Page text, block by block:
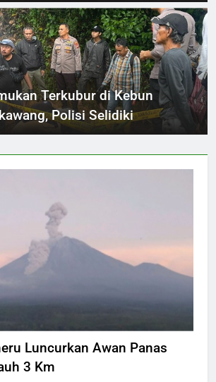
Terkubur di Kebun
Polisi Selidiki
Luncurkan Awan Panas
3 Km